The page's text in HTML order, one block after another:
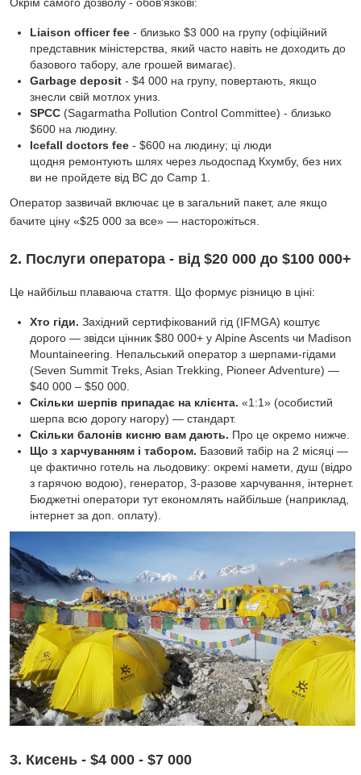
Liaison officer fee - близько $3 000 на групу (офіційний
представник міністерства, який часто навіть не доходить до
базового табору, але грошей вимагає).
Garbage deposit - $4 000 на групу, повертають, якщо
знесли свій мотлох униз.
SPCC (Sagarmatha Pollution Control Committee) - близько
$600 на людину.
Icefall doctors fee - $600 на людину; ці люди
щодня ремонтують шлях через льодоспад Кхумбу, без них
ви не пройдете від BC до Camp 1.
Оператор зазвичай включає це в загальний пакет, але якщо
бачите ціну «$25 000 за все» — насторожіться.
2. Послуги оператора - від $20 000 до $100 000+
Це найбільш плаваюча стаття. Що формує різницю в ціні:
Хто гіди. Західний сертифікований гід (IFMGA) коштує
дорого — звідси цінник $80 000+ у Alpine Ascents чи Madison
Mountaineering. Непальський оператор з шерпами-гідами
(Seven Summit Treks, Asian Trekking, Pioneer Adventure) —
$40 000 – $50 000.
Скільки шерпів припадає на клієнта. «1:1» (особистий
шерпа всю дорогу нагору) — стандарт.
Скільки балонів кисню вам дають. Про це окремо нижче.
Що з харчуванням і табором. Базовий табір на 2 місяці —
це фактично готель на льодовику: окремі намети, душ (відро
з гарячою водою), генератор, 3-разове харчування, інтернет.
Бюджетні оператори тут економлять найбільше (наприклад,
інтернет за доп. оплату).
3. Кисень - $4 000 - $7 000